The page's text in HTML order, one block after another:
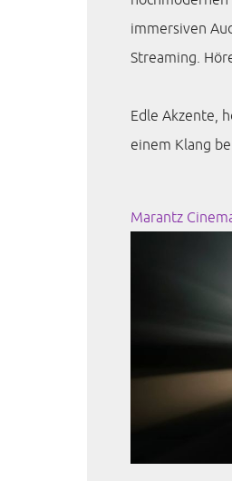
immersiven
Streaming.
Edle Akzente,
einem Klang
Marantz